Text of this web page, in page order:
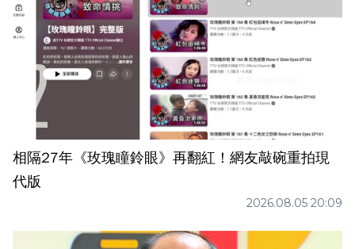
相隔27年《玫瑰瞳鈴眼》再翻紅！網友敲碗重拍現
代版
2026.08.05 20:09